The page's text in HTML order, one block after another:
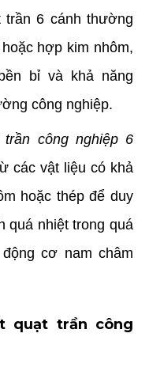
trần 6 cánh thường
hợp kim nhôm,
bỉ và khả năng
công nghiệp.
trần công nghiệp 6
các vật liệu có khả
hoặc thép để duy
quá nhiệt trong quá
cơ nam châm
quạt trần công